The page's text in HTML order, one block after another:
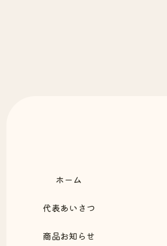
ホーム
代表あいさつ
商品お知らせ